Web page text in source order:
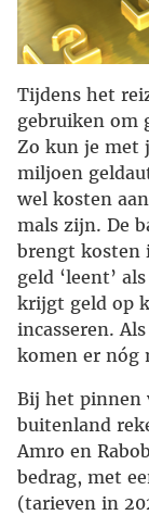
Tijdens het
gebruiken om
Zo kun je met
miljoen
wel kosten
mals zijn. De
brengt kosten
geld ‘leent’
krijgt geld op
incasseren.
komen er nóg
Bij het pinnen
buitenland
Amro en
bedrag, met
(tarieven in